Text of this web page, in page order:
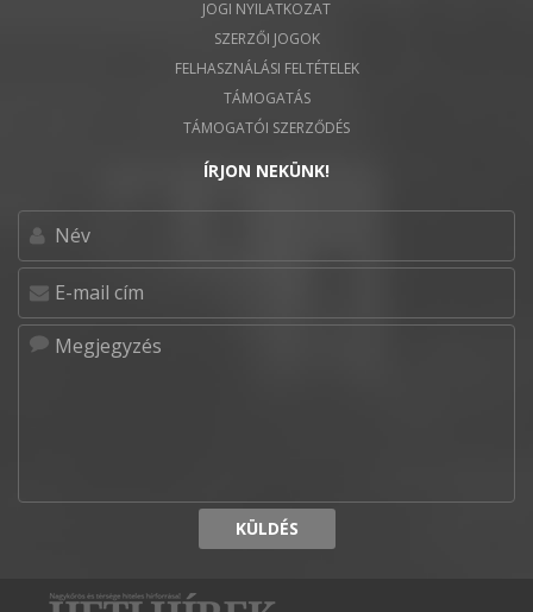
JOGI NYILATKOZAT
SZERZŐI JOGOK
FELHASZNÁLÁSI FELTÉTELEK
TÁMOGATÁS
TÁMOGATÓI SZERZŐDÉS
ÍRJON NEKÜNK!
KÜLDÉS